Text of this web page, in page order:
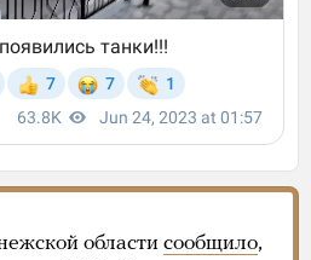
области сообщило,